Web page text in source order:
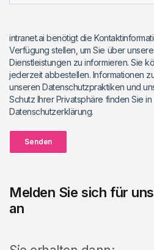
intranet.ai benötigt die
Verfügung stellen, um Sie über
Dienstleistungen zu informieren. Sie
jederzeit abbestellen. Informationen
unseren Datenschutzpraktiken und
Schutz Ihrer Privatsphäre finden Sie
Datenschutzerklärung.
Senden
Melden Sie sich für
an